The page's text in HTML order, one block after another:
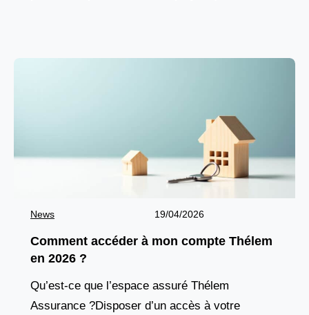
News 19/04/2026
Comment accéder à mon compte Thélem
en 2026 ?
Qu’est-ce que l’espace assuré Thélem
Assurance ?Disposer d’un accès à votre